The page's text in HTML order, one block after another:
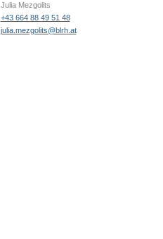
Julia Mezgolits
+43 664 88 49 51 48
julia.mezgolits@blrh.at